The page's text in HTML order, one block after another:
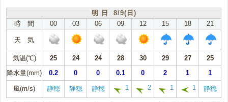
明 日 8/9(日)
時 間
00 03 06 09 12 15 18 21
天 気
気温(℃) 25 24 24 28 30 29 27
25
降水量(mm)
0.2 0 0 0.1 0 2 1 1
風(m/s) 静穏 静穏 静穏 1 2 1 1 静穏